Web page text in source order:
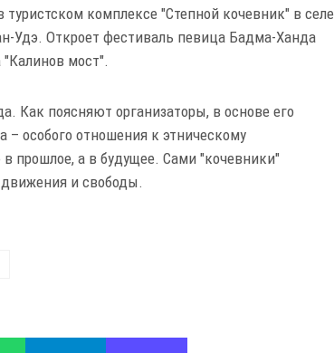
комплексе "Степной кочевник" в селе
Удэ. Откроет фестиваль певица Бадма-Ханда
мост".
Как поясняют организаторы, в основе его
– особого отношения к этническому
прошлое, а в будущее. Сами "кочевники"
и свободы.